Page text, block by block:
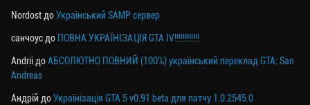
NordostдоУкраїнський SAMP сервер
санчоусдо ПОВНА УКРАЇНІЗАЦІЯ GTA IV!!!!!!!!!!!!
AndriiдоАБСОЛЮТНО ПОВНИЙ (100%) український переклад GTA: San
Andreas
Андрій доУкраїнізація GTA 5 v0.91 beta для патчу 1.0.2545.0